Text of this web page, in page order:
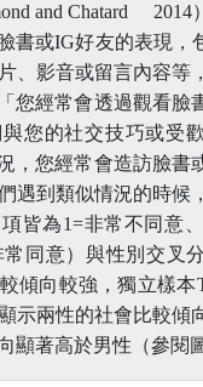
and Chatard 2014
書或IG好友的表現，
、影音或留言內容等
您經常會透過觀看臉
您的社交技巧或受
，您經常會造訪臉書
遇到類似情況的時候
皆為1=非常不同意
同意）與性別交叉
傾向較強，獨立樣
示兩性的社會比較傾
顯著高於男性（參閱